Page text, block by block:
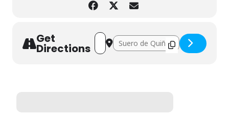
Get
Directions
Address - Taller de maquillaje para ser
Destination Address - Taller de